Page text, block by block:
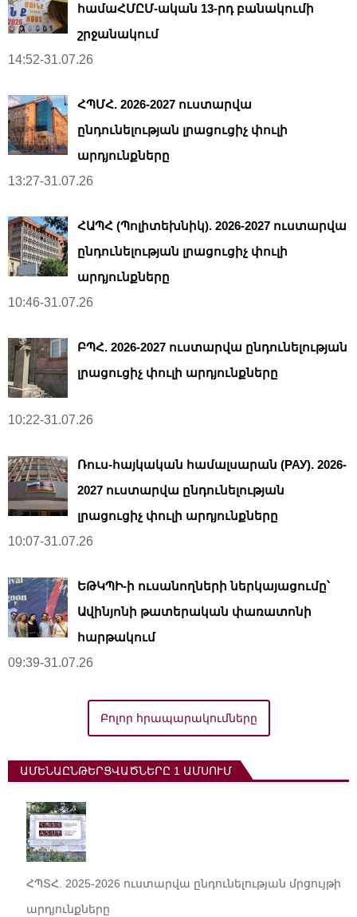
համաՀՄԸՄ-ական 13-րդ բանակումի
շրջանակում
14:52-31.07.26
ՀՊՄՀ. 2026-2027 ուստարվա
ընդունելության լրացուցիչ փուլի
արդյունքները
13:27-31.07.26
ՀԱՊՀ (Պոլիտեխնիկ). 2026-2027 ուստարվա
ընդունելության լրացուցիչ փուլի
արդյունքները
10:46-31.07.26
ԲՊՀ. 2026-2027 ուստարվա ընդունելության
լրացուցիչ փուլի արդյունքները
10:22-31.07.26
Ռուս-հայկական համալսարան (РАУ). 2026-
2027 ուստարվա ընդունելության
լրացուցիչ փուլի արդյունքները
10:07-31.07.26
ԵԹԿՊԻ-ի ուսանողների ներկայացումը՝
Ավինյոնի թատերական փառատոնի
հարթակում
09:39-31.07.26
Բոլոր հրապարակումները
ԱՄԵՆԱԸՆԹԵՐՑՎԱԾՆԵՐԸ 1 ԱՄՍՈՒՄ
ՀՊՏՀ. 2025-2026 ուստարվա ընդունելության մրցույթի
արդյունքները